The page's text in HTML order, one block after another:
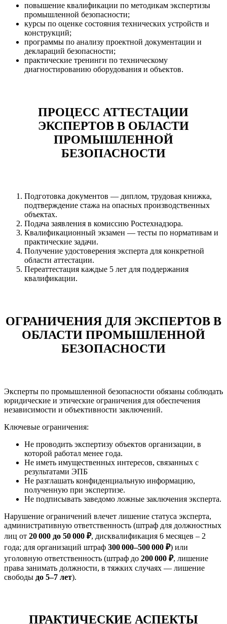
повышение квалификации по методикам экспертизы
промышленной безопасности;
курсы по оценке состояния технических устройств и
конструкций;
программы по анализу проектной документации и
деклараций безопасности;
практические тренинги по техническому
диагностированию оборудования и объектов.
ПРОЦЕСС АТТЕСТАЦИИ
ЭКСПЕРТОВ В ОБЛАСТИ
ПРОМЫШЛЕННОЙ
БЕЗОПАСНОСТИ
Подготовка документов — диплом, трудовая книжка,
подтверждение стажа на опасных производственных
объектах.
Подача заявления в комиссию Ростехнадзора.
Квалификационный экзамен — тесты по нормативам и
практические задачи.
Получение удостоверения эксперта для конкретной
области аттестации.
Переаттестация каждые 5 лет для поддержания
квалификации.
ОГРАНИЧЕНИЯ ДЛЯ ЭКСПЕРТОВ В
ОБЛАСТИ ПРОМЫШЛЕННОЙ
БЕЗОПАСНОСТИ
Эксперты по промышленной безопасности обязаны соблюдать
юридические и этические ограничения для обеспечения
независимости и объективности заключений.
Ключевые ограничения:
Не проводить экспертизу объектов организации, в
которой работал менее года.
Не иметь имущественных интересов, связанных с
результатами ЭПБ
Не разглашать конфиденциальную информацию,
полученную при экспертизе.
Не подписывать заведомо ложные заключения эксперта.
Нарушение ограничений влечет лишение статуса эксперта,
административную ответственность (штраф для должностных
лиц от 20 000 до 50 000 ₽, дисквалификация 6 месяцев – 2
года; для организаций штраф 300 000–500 000 ₽) или
уголовную ответственность (штраф до 200 000 ₽, лишение
права занимать должности, в тяжких случаях — лишение
свободы до 5–7 лет).
ПРАКТИЧЕСКИЕ АСПЕКТЫ